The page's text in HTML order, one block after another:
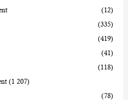
(12)
(335)
(419)
(41)
(118)
(1 207)
(78)